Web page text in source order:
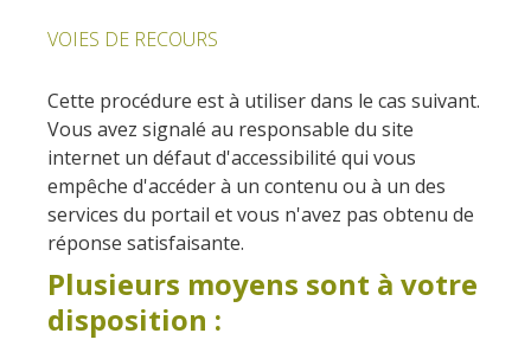
Otras hermosas aldeas
Rouergue
Las ciudades y países de
arte y historia
De la valle del Lot al País
Decazeville – Aubin
UNESCO
VOIES DE RECOURS
Cette procédure est à utiliser dans le cas suivant.
Vous avez signalé au responsable du site
internet un défaut d'accessibilité qui vous
empêche d'accéder à un contenu ou à un des
services du portail et vous n'avez pas obtenu de
réponse satisfaisante.
Plusieurs moyens sont à votre
disposition :